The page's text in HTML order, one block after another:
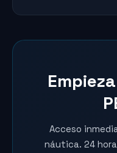
Acceso
náutica. 24